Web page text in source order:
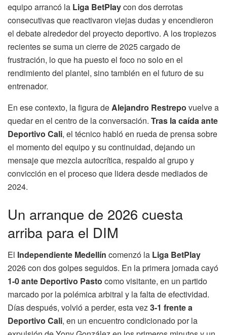
equipo arrancó la Liga BetPlaycon dos derrotas
consecutivas que reactivaron viejas dudas y encendieron
el debate alrededor del proyecto deportivo. A los tropiezos
recientes se suma un cierre de 2025 cargado de
frustración, lo que ha puesto el foco no solo en el
rendimiento del plantel, sino también en el futuro de su
entrenador.
En ese contexto, la figura deAlejandro Restrepo vuelve a
quedar en el centro de la conversación. Tras la caída ante
Deportivo Cali, el técnico habló en rueda de prensa sobre
el momento del equipo y su continuidad, dejando un
mensaje que mezcla autocrítica, respaldo al grupo y
convicción en el proceso que lidera desde mediados de
2024.
Un arranque de 2026 cuesta
arriba para el DIM
El Independiente Medellín comenzó la Liga BetPlay
2026 con dos golpes seguidos. En la primera jornada cayó
1-0 ante Deportivo Pasto como visitante, en un partido
marcado por la polémica arbitral y la falta de efectividad.
Días después, volvió a perder, esta vez3-1 frente a
Deportivo Cali, en un encuentro condicionado por la